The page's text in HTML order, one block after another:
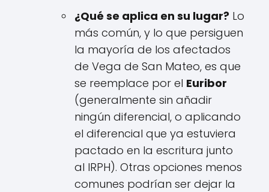
¿Qué se aplica en su lugar? Lo
más común, y lo que persiguen
la mayoría de los afectados
de Vega de San Mateo, es que
se reemplace por el Euribor
(generalmente sin añadir
ningún diferencial, o aplicando
el diferencial que ya estuviera
pactado en la escritura junto
al IRPH). Otras opciones menos
comunes podrían ser dejar la